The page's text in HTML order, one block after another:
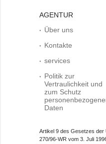
AGENTUR
Über uns
Kontakte
services
Politik zur
Vertraulichkeit und
zum Schutz
Daten
Artikel 9 des Gesetzes der
270/96-WR vom 3. Juli